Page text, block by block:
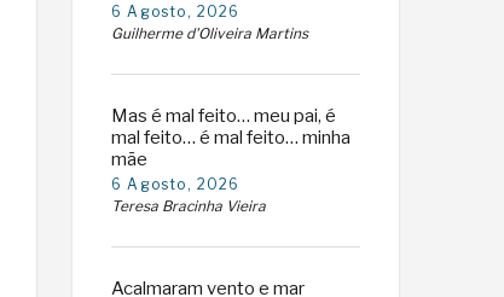
6 Agosto, 2026
Guilherme d'Oliveira Martins
Mas é mal feito… meu pai, é
mal feito… é mal feito… minha
mãe
6 Agosto, 2026
Teresa Bracinha Vieira
Acalmaram vento e mar